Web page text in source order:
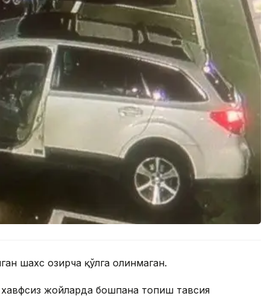
шахс ҳозирча қўлга олинмаган.
хавфсиз жойларда бошпана топиш тавсия